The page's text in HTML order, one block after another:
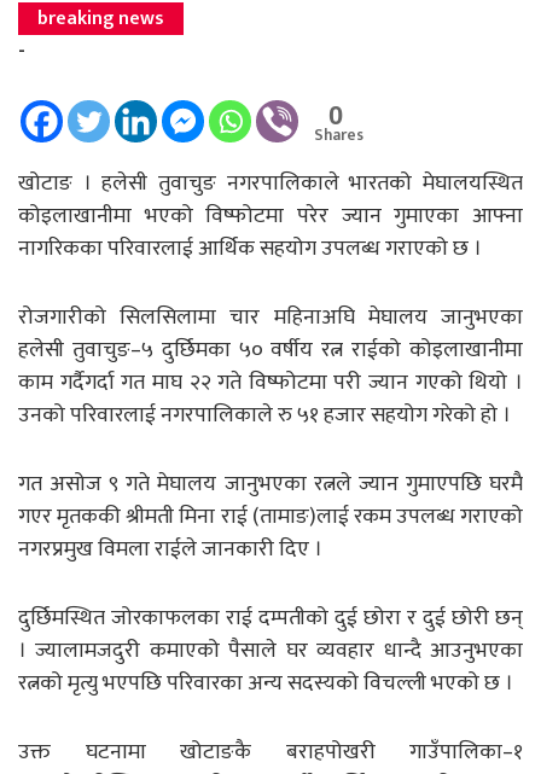
breaking news
-
0
Shares
खोटाङ । हलेसी तुवाचुङ नगरपालिकाले भारतको मेघालयस्थित
कोइलाखानीमा भएको विष्फोटमा परेर ज्यान गुमाएका आफ्ना
नागरिकका परिवारलाई आर्थिक सहयोग उपलब्ध गराएको छ ।
रोजगारीको सिलसिलामा चार महिनाअघि मेघालय जानुभएका
हलेसी तुवाचुङ–५ दुर्छिमका ५० वर्षीय रत्न राईको कोइलाखानीमा
काम गर्दैगर्दा गत माघ २२ गते विष्फोटमा परी ज्यान गएको थियो ।
उनको परिवारलाई नगरपालिकाले रु ५१ हजार सहयोग गरेको हो ।
गत असोज ९ गते मेघालय जानुभएका रत्नले ज्यान गुमाएपछि घरमै
गएर मृतककी श्रीमती मिना राई (तामाङ)लाई रकम उपलब्ध गराएको
नगरप्रमुख विमला राईले जानकारी दिए ।
दुर्छिमस्थित जोरकाफलका राई दम्पतीको दुई छोरा र दुई छोरी छन्
। ज्यालामजदुरी कमाएको पैसाले घर व्यवहार धान्दै आउनुभएका
रत्नको मृत्यु भएपछि परिवारका अन्य सदस्यको विचल्ली भएको छ ।
उक्त घटनामा खोटाङकै बराहपोखरी गाउँपालिका–१